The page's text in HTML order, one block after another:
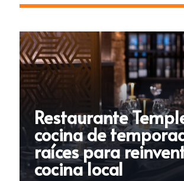
Restaurante
cocina de
raíces para
cocina local